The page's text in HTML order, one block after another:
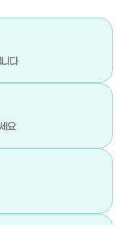
4990
051-792-4942
다
요